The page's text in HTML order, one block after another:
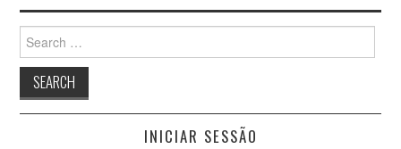
Search
for:
INICIAR SESSÃO